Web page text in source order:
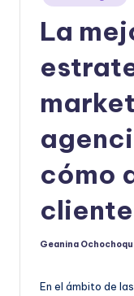
in
La
cómo
Posted
Geanina
En el ámbito de